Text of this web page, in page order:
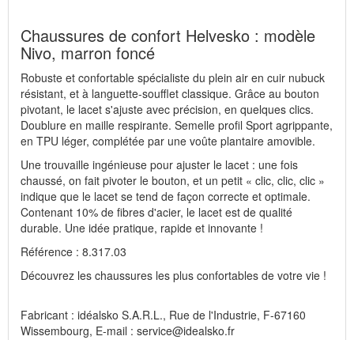
Chaussures de confort Helvesko : modèle
Nivo, marron foncé
Robuste et confortable spécialiste du plein air en cuir nubuck
résistant, et à languette-soufflet classique. Grâce au bouton
pivotant, le lacet s'ajuste avec précision, en quelques clics.
Doublure en maille respirante. Semelle profil Sport agrippante,
en TPU léger, complétée par une voûte plantaire amovible.
Une trouvaille ingénieuse pour ajuster le lacet : une fois
chaussé, on fait pivoter le bouton, et un petit « clic, clic, clic »
indique que le lacet se tend de façon correcte et optimale.
Contenant 10% de fibres d'acier, le lacet est de qualité
durable. Une idée pratique, rapide et innovante !
Référence : 8.317.03
Découvrez les chaussures les plus confortables de votre vie !
Fabricant : idéalsko S.A.R.L., Rue de l'Industrie, F-67160
Wissembourg, E-mail : service@idealsko.fr